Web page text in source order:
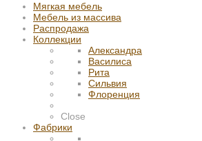
Мягкая мебель
Мебель из массива
Распродажа
Коллекции
Александра
Василиса
Рита
Сильвия
Флоренция
Close
Фабрики